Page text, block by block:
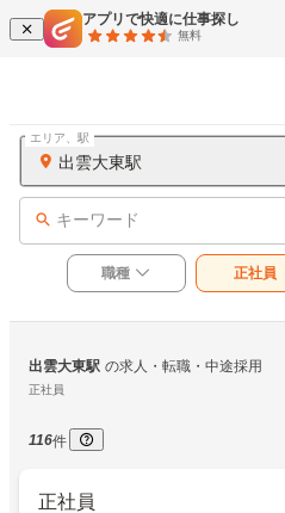
アプリで快適に仕事探し
無料
出雲大東駅
エリア、駅
キーワード
職種 正社員
出雲大東駅 の求人・転職・中途採用
正社員
116件
正社員